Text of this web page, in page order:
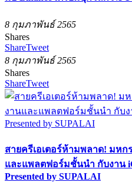
8 กุมภาพันธ์ 2565
Shares
ShareTweet
8 กุมภาพันธ์ 2565
Shares
ShareTweet
สายครีเอเตอร์ห้ามพลาด! มห
และแพลตฟอร์มชั้นนำ กับงาน
Presented by SUPALAI